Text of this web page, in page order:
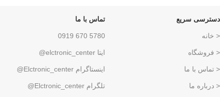
دسترسی سریع
< خانه
< فروشگاه
< تماس با ما
< درباره ما
تماس با ما
5780 670 0919
ایتا elctronic_center@
اینستاگرام Elctronic_center@
تلگرام Elctronic_center@